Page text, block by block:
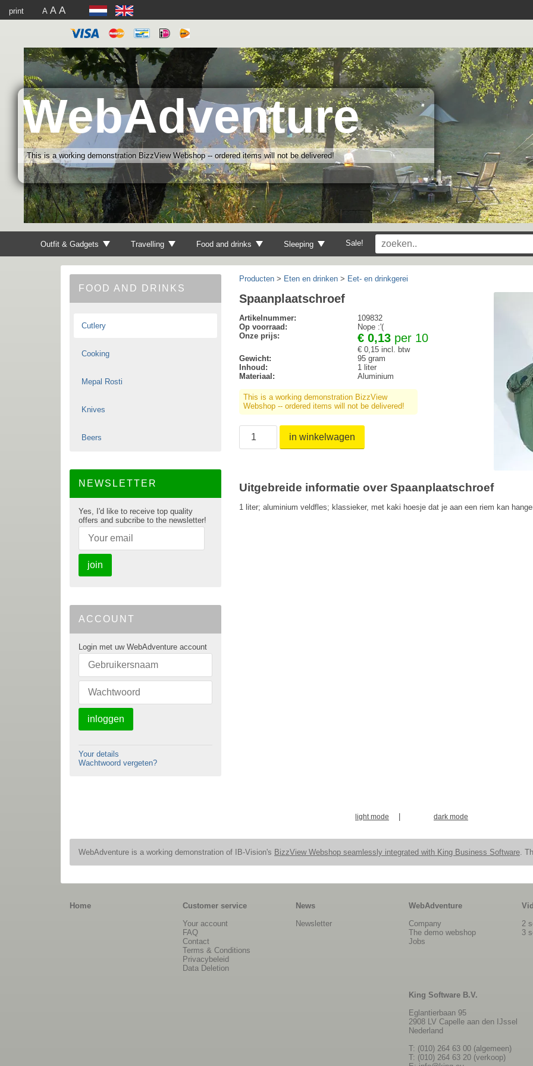
print A A A
WebAdventure
This is a working demonstration BizzView Webshop -- ordered items will not be delivered!
Outfit & Gadgets Travelling Food and drinks Sleeping Sale!
FOOD AND DRINKS
Cutlery
Cooking
Mepal Rosti
Knives
Beers
NEWSLETTER
Yes, I'd like to receive top quality
offers and subcribe to the newsletter!
join
ACCOUNT
Login met uw WebAdventure account
inloggen
Your details
Wachtwoord vergeten?
Producten > Eten en drinken > Eet- en drinkgerei
Spaanplaatschroef
Artikelnummer:
109832
Op voorraad:
Nope :'(
Onze prijs:
€ 0,13 per 10
€ 0,15 incl. btw
Gewicht:
95 gram
Inhoud:
1 liter
Materiaal:
Aluminium
This is a working demonstration BizzView
Webshop -- ordered items will not be delivered!
in winkelwagen
Uitgebreide informatie over Spaanplaatschroef
1 liter; aluminium veldfles; klassieker, met kaki hoesje dat je aan een riem kan
light mode dark mode
WebAdventure is a working demonstration of IB-Vision's BizzView Webshop seamlessly integrated with King Business Software.
Home
Customer service
Your account
FAQ
Contact
Terms & Conditions
Privacybeleid
Data Deletion
News
Newsletter
WebAdventure
Company
The demo webshop
Jobs
2
3
King Software B.V.
Eglantierbaan 95
2908 LV Capelle aan den IJssel
Nederland
T: (010) 264 63 00 (algemeen)
T: (010) 264 63 20 (verkoop)